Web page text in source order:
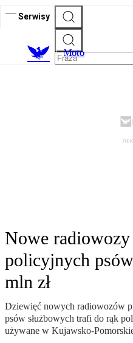
Serwisy
Moto
Nowe
policyjnych
mln zł
Dziewięć nowych radiowozów
psów służbowych trafi do rąk
używane w Kujawsko-